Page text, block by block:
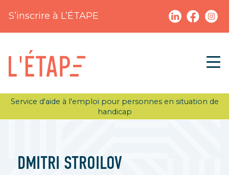
S’inscrire à L’ÉTAPE
Service d'aide à l'emploi pour personnes en situation de
handicap
DMITRI STROILOV